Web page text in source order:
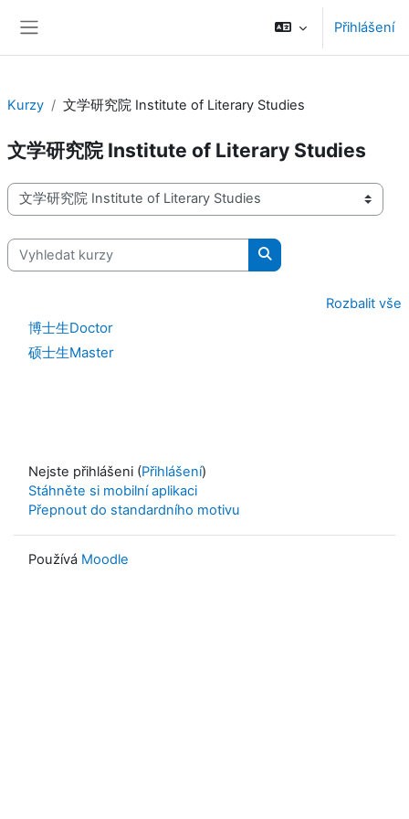
Přihlášení
Kurzy 文学研究院 Institute of Literary Studies
文学研究院 Institute of Literary Studies
Kategorie kurzů
Vyhledat kurzy
Vyhledat kurzy
Rozbalit vše
博士生Doctor
硕士生Master
Nejste přihlášeni (Přihlášení)
Stáhněte si mobilní aplikaci
Přepnout do standardního motivu
Používá Moodle